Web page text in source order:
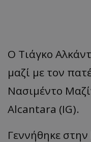
Ο Τιάγκο
μαζί με τον
Νασιμέντο
Alcantara (IG).
Γεννήθηκε στην